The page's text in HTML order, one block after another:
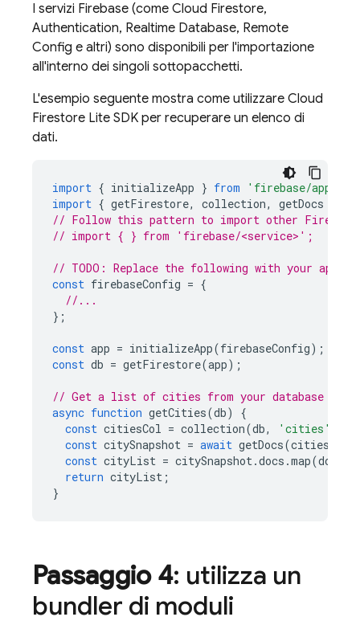
I servizi Firebase (come Cloud Firestore,
Authentication, Realtime Database, Remote
Config e altri) sono disponibili per l'importazione
all'interno dei singoli sottopacchetti.
L'esempio seguente mostra come utilizzare Cloud
Firestore Lite SDK per recuperare un elenco di
dati.
import { initializeApp } from 'firebase/app'
import { getFirestore, collection, getDocs
// Follow this pattern to import other Firebase
// import { } from 'firebase/<service>';
// TODO: Replace the following with your app's
const firebaseConfig = {
//...
};
const app = initializeApp(firebaseConfig);
const db = getFirestore(app);
// Get a list of cities from your database
async function getCities(db)
{
const citiesCol = collection(db, 'cities'
const citySnapshot = await getDocs(citiesCol
const cityList = citySnapshot.docs .map(doc
return cityList ;
}
Passaggio 4: utilizza un
bundler di moduli